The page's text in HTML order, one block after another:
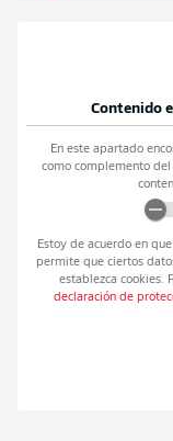
Contenido
En este apartado
como complemento
Estoy de acuerdo en
permite que ciertos
establezca cookies.
declaración de